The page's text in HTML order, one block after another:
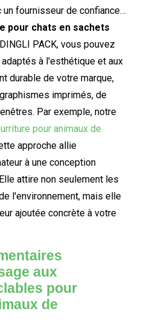
un fournisseur de confiance…
pour chats en sachets
PACK, vous pouvez
à l'esthétique et aux
durable de votre marque,
imprimés, de
Par exemple, notre
pour animaux de
approche allie
à une conception
attire non seulement les
l'environnement, mais elle
ajoutée concrète à votre
aux
pour
de